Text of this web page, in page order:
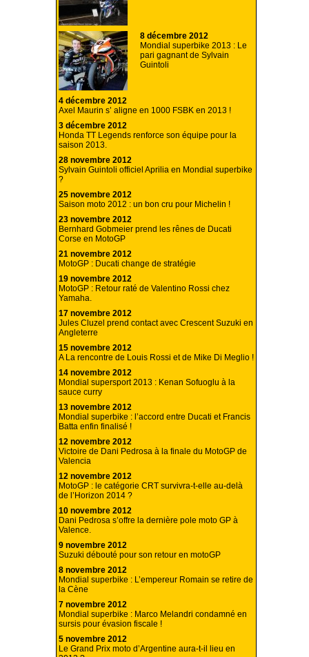
8 décembre 2012
Mondial superbike 2013 : Le
pari gagnant de Sylvain
Guintoli
4 décembre 2012
Axel Maurin s’ aligne en 1000 FSBK en 2013 !
3 décembre 2012
Honda TT Legends renforce son équipe pour la
saison 2013.
28 novembre 2012
Sylvain Guintoli officiel Aprilia en Mondial superbike
?
25 novembre 2012
Saison moto 2012 : un bon cru pour Michelin !
23 novembre 2012
Bernhard Gobmeier prend les rênes de Ducati
Corse en MotoGP
21 novembre 2012
MotoGP : Ducati change de stratégie
19 novembre 2012
MotoGP : Retour raté de Valentino Rossi chez
Yamaha.
17 novembre 2012
Jules Cluzel prend contact avec Crescent Suzuki en
Angleterre
15 novembre 2012
A La rencontre de Louis Rossi et de Mike Di Meglio !
14 novembre 2012
Mondial supersport 2013 : Kenan Sofuoglu à la
sauce curry
13 novembre 2012
Mondial superbike : l’accord entre Ducati et Francis
Batta enfin finalisé !
12 novembre 2012
Victoire de Dani Pedrosa à la finale du MotoGP de
Valencia
12 novembre 2012
MotoGP : le catégorie CRT survivra-t-elle au-delà
de l’Horizon 2014 ?
10 novembre 2012
Dani Pedrosa s’offre la dernière pole moto GP à
Valence.
9 novembre 2012
Suzuki débouté pour son retour en motoGP
8 novembre 2012
Mondial superbike : L’empereur Romain se retire de
la Cène
7 novembre 2012
Mondial superbike : Marco Melandri condamné en
sursis pour évasion fiscale !
5 novembre 2012
Le Grand Prix moto d’Argentine aura-t-il lieu en